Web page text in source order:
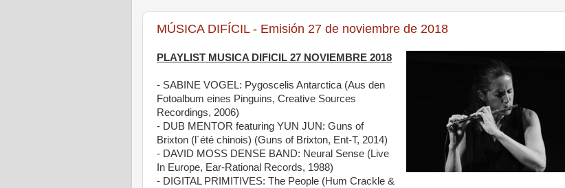
MÚSICA DIFÍCIL - Emisión 27 de noviembre de 2018
PLAYLIST MUSICA DIFICIL 27 NOVIEMBRE 2018
- SABINE VOGEL: Pygoscelis Antarctica (Aus den
Fotoalbum eines Pinguins, Creative Sources
Recordings, 2006)
- DUB MENTOR featuring YUN JUN: Guns of
Brixton (l´été chinois) (Guns of Brixton, Ent-T, 2014)
- DAVID MOSS DENSE BAND: Neural Sense (Live
In Europe, Ear-Rational Records, 1988)
- DIGITAL PRIMITIVES: The People (Hum Crackle &